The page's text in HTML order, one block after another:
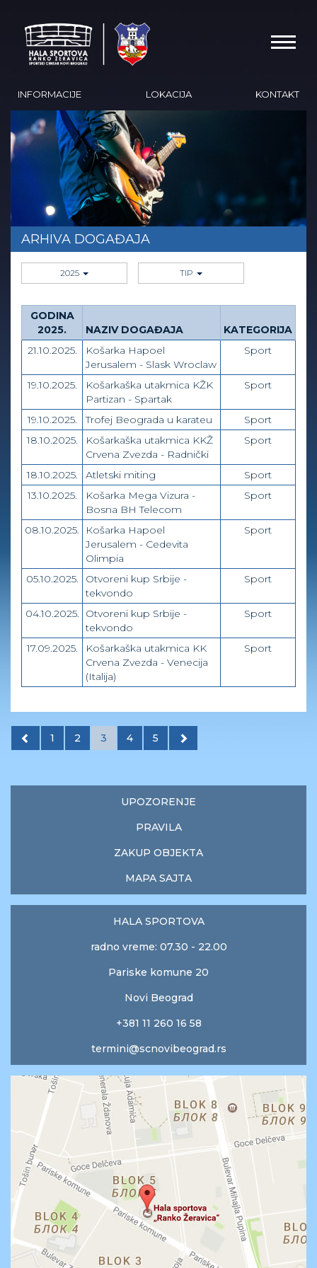
INFORMACIJE LOKACIJA KONTAKT
ARHIVA DOGAĐAJA
2025 TIP
GODINA
2025.
NAZIV DOGAĐAJA
KATEGORIJA
21.10.2025.
Košarka Hapoel
Jerusalem - Slask Wroclaw
Sport
19.10.2025.
Košarkaška utakmica KŽK
Partizan - Spartak
Sport
19.10.2025. Trofej Beograda u karateu
Sport
18.10.2025.
Košarkaška utakmica KKŽ
Crvena Zvezda - Radnički
Sport
18.10.2025. Atletski miting
Sport
13.10.2025.
Košarka Mega Vizura -
Bosna BH Telecom
Sport
08.10.2025.
Коšarka Hapoel
Jerusalem - Cedevita
Olimpia
Sport
05.10.2025.
Otvoreni kup Srbije -
tekvondo
Sport
04.10.2025.
Otvoreni kup Srbije -
tekvondo
Sport
17.09.2025.
Košarkaška utakmica KK
Crvena Zvezda - Venecija
(Italija)
Sport
1 2 3 4 5
UPOZORENJE
PRAVILA
ZAKUP OBJEKTA
MAPA SAJTA
HALA SPORTOVA
radno vreme: 07.30 - 22.00
Pariske komune 20
Novi Beograd
+381 11 260 16 58
termini@scnovibeograd.rs